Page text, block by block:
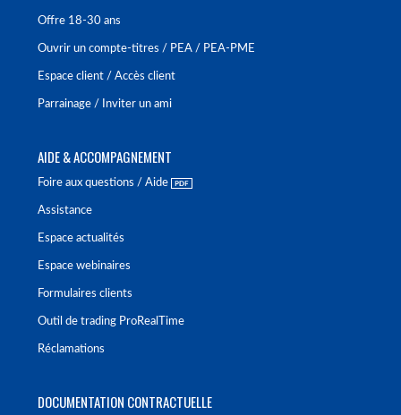
Offre 18-30 ans
Ouvrir un compte-titres / PEA / PEA-PME
Espace client / Accès client
Parrainage / Inviter un ami
AIDE & ACCOMPAGNEMENT
Foire aux questions / Aide
Assistance
Espace actualités
Espace webinaires
Formulaires clients
Outil de trading ProRealTime
Réclamations
DOCUMENTATION CONTRACTUELLE